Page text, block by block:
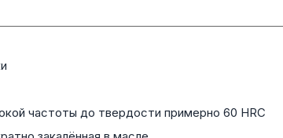
частоты до твердости примерно 60 HRC